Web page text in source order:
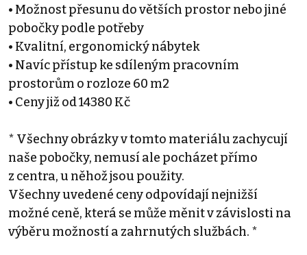
• Možnost přesunu do větších prostor nebo jiné
pobočky podle potřeby
• Kvalitní, ergonomický nábytek
• Navíc přístup ke sdíleným pracovním
prostorům o rozloze 60 m2
• Ceny již od 14380 Kč
* Všechny obrázky v tomto materiálu zachycují
naše pobočky, nemusí ale pocházet přímo
z centra, u něhož jsou použity.
Všechny uvedené ceny odpovídají nejnižší
možné ceně, která se může měnit v závislosti na
výběru možností a zahrnutých službách. *